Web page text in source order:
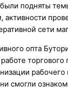
подняты
активности
сети
опта
рабочего
смогли